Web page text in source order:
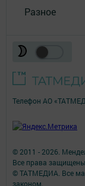
Разное
© 2011 - 2026.
Все права защищены.
© ТАТМЕДИА. Все
законом.
Телефон АО